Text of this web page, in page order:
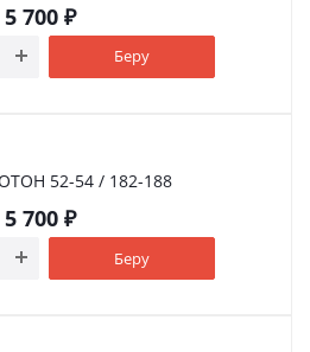
5 700₽
Беру
52-54 / 182-188
5 700₽
Беру